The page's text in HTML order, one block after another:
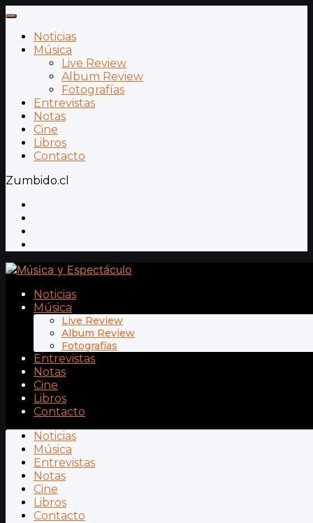
Noticias
Música
Live Review
Album Review
Fotografías
Entrevistas
Notas
Cine
Libros
Contacto
Zumbido.cl
Noticias
Música
Live Review
Album Review
Fotografías
Entrevistas
Notas
Cine
Libros
Contacto
Noticias
Música
Entrevistas
Notas
Cine
Libros
Contacto